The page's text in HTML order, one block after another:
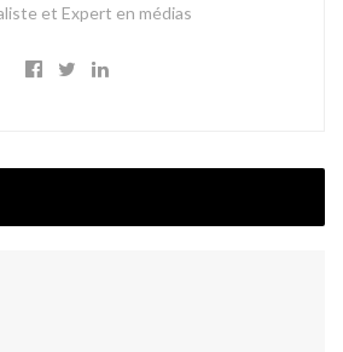
et Expert en médias